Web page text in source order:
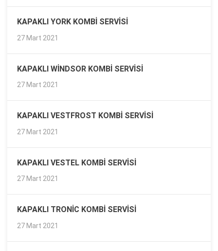
KAPAKLI YORK KOMBI SERVISI
27 Mart 2021
KAPAKLI WINDSOR KOMBI SERVISI
27 Mart 2021
KAPAKLI VESTFROST KOMBI SERVISI
27 Mart 2021
KAPAKLI VESTEL KOMBI SERVISI
27 Mart 2021
KAPAKLI TRONIC KOMBI SERVISI
27 Mart 2021